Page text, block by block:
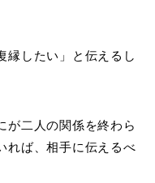
縁したい」と伝えるし
が二人の関係を終わら
れば、相手に伝えるべ